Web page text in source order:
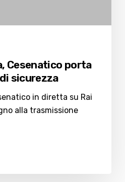
Cesenatico porta
sicurezza
in diretta su Rai
alla trasmissione